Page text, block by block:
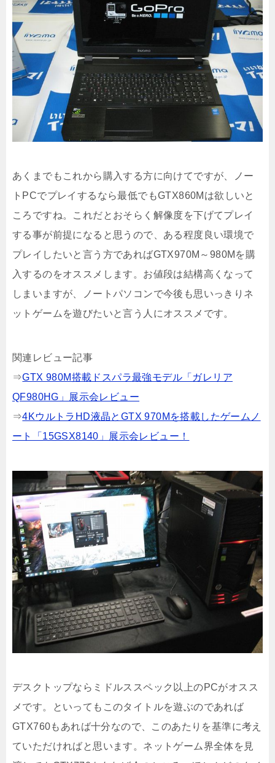
あくまでもこれから購入する方に向けてですが、ノー
トPCでプレイするなら最低でもGTX860Mは欲しいと
ころですね。これだとおそらく解像度を下げてプレイ
する事が前提になると思うので、ある程度良い環境で
プレイしたいと言う方であればGTX970M～980Mを購
入するのをオススメします。お値段は結構高くなって
しまいますが、ノートパソコンで今後も思いっきりネ
ットゲームを遊びたいと言う人にオススメです。
関連レビュー記事
⇒GTX 980M搭載ドスパラ最強モデル「ガレリア
QF980HG」展示会レビュー
⇒4KウルトラHD液晶とGTX 970Mを搭載したゲームノ
ート「15GSX8140」展示会レビュー！
デスクトップならミドルススペック以上のPCがオスス
メです。といってもこのタイトルを遊ぶのであれば
GTX760もあれば十分なので、このあたりを基準に考え
ていただければと思います。ネットゲーム界全体を見